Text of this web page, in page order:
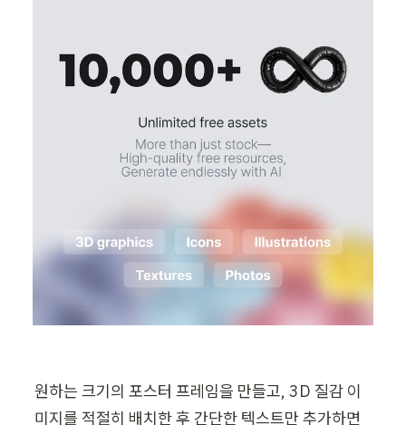
원하는 크기의 포스터 프레임을 만들고, 3D 질감 이
미지를 적절히 배치한 후 간단한 텍스트만 추가하면